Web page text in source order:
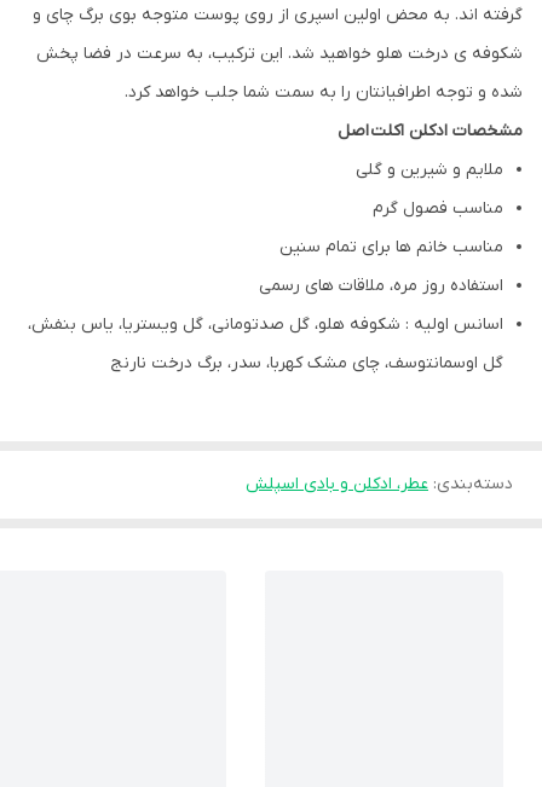
گرفته اند. به محض اولین اسپری از روی پوست متوجه بوی برگ چای و
شکوفه ی درخت هلو خواهید شد. این ترکیب، به سرعت در فضا پخش
شده و توجه اطرافیانتان را به سمت شما جلب خواهد کرد.
مشخصات ادکلن اکلت اصل
ملایم و شیرین و گلی
مناسب فصول گرم
مناسب خانم ها برای تمام سنین
استفاده روز مره، ملاقات های رسمی
اسانس اولیه : شکوفه هلو، گل صدتومانی، گل ویستریا، یاس بنفش،
گل اوسمانتوسف، چای مشک کهربا، سدر، برگ درخت نارنج
دسته‌بندی: عطر، ادکلن و بادی اسپلش